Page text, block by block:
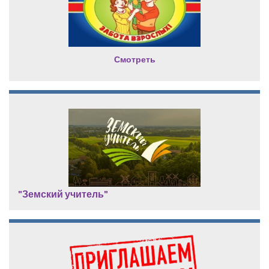
Смотреть
"Земский учитель"